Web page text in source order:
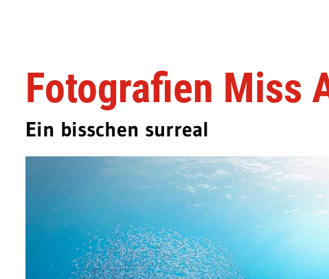
Fotografien Miss
Ein bisschen surreal